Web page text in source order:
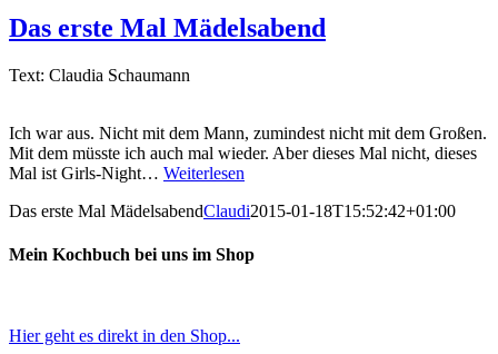
Das erste Mal Mädelsabend
Text: Claudia Schaumann
Ich war aus. Nicht mit dem Mann, zumindest nicht mit dem Großen.
Mit dem müsste ich auch mal wieder. Aber dieses Mal nicht, dieses
Mal ist Girls-Night… Weiterlesen
Das erste Mal MädelsabendClaudi2015-01-18T15:52:42+01:00
Mein Kochbuch bei uns im Shop
Hier geht es direkt in den Shop...